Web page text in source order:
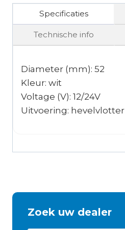
Specificaties
Technische info
Diameter (mm): 52
Kleur: wit
Voltage (V): 12/24V
Uitvoering: hevelvlotter
Zoek uw dealer